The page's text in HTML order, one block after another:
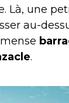
Là, une
au-
.